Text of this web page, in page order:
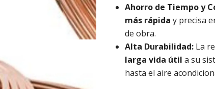
Ahorro de Tiempo y
más rápida y precisa
de obra.
Alta Durabilidad: La
larga vida útil a su
hasta el aire